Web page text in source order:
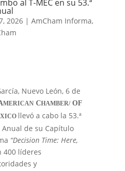
al T-MEC en su 53.ª
2026| AmCham Informa,
Nuevo León, 6 de
MERICANCHAMBER/OF
llevó a cabo la 53.ª
de su Capítulo
“Decision Time: Here,
400 líderes
y